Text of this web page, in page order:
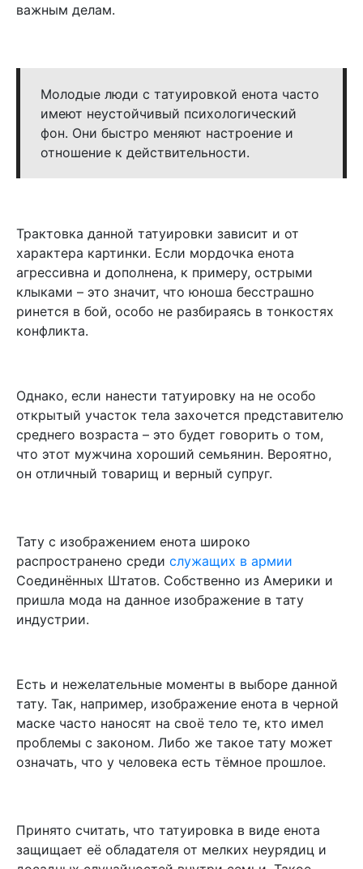
важным делам.
Молодые люди с татуировкой енота часто
имеют неустойчивый психологический
фон. Они быстро меняют настроение и
отношение к действительности.
Трактовка данной татуировки зависит и от
характера картинки. Если мордочка енота
агрессивна и дополнена, к примеру, острыми
клыками – это значит, что юноша бесстрашно
ринется в бой, особо не разбираясь в тонкостях
конфликта.
Однако, если нанести татуировку на не особо
открытый участок тела захочется представителю
среднего возраста – это будет говорить о том,
что этот мужчина хороший семьянин. Вероятно,
он отличный товарищ и верный супруг.
Тату с изображением енота широко
распространено среди служащих в армии
Соединённых Штатов. Собственно из Америки и
пришла мода на данное изображение в тату
индустрии.
Есть и нежелательные моменты в выборе данной
тату. Так, например, изображение енота в черной
маске часто наносят на своё тело те, кто имел
проблемы с законом. Либо же такое тату может
означать, что у человека есть тёмное прошлое.
Принято считать, что татуировка в виде енота
защищает её обладателя от мелких неурядиц и